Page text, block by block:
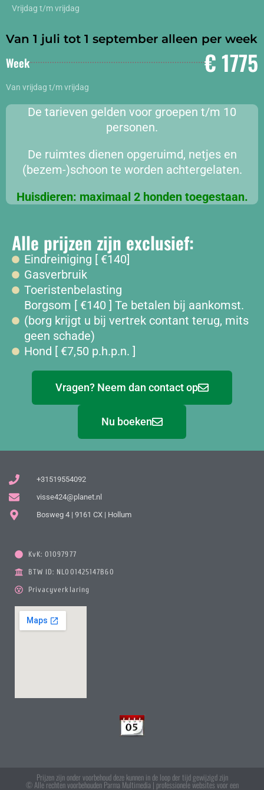
Vrijdag t/m vrijdag
Van 1 juli tot 1 september alleen per week
Week € 1775
Van vrijdag t/m vrijdag
De tarieven gelden voor groepen t/m 10
personen.
De ruimtes dienen opgeruimd, netjes en
(bezem-)schoon te worden achtergelaten.
Huisdieren: maximaal 2 honden toegestaan.
Alle prijzen zijn exclusief:
Eindreiniging [ €140]
Gasverbruik
Toeristenbelasting
Borgsom [ €140 ] Te betalen bij aankomst.
(borg krijgt u bij vertrek contant terug, mits
geen schade)
Hond [ €7,50 p.h.p.n. ]
Vragen? Neem dan contact op
Nu boeken
+31519554092
visse424@planet.nl
Bosweg 4 | 9161 CX | Hollum
KvK: 01097977
BTW ID: NL001425147B60
Privacyverklaring
Prijzen zijn onder voorbehoud deze kunnen in de loop der tijd gewijzigd zijn
© Alle rechten voorbehouden Parma Multimedia | professionele websites voor een